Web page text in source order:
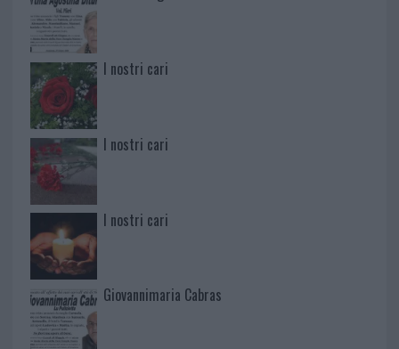
I nostri cari
I nostri cari
I nostri cari
Giovannimaria Cabras